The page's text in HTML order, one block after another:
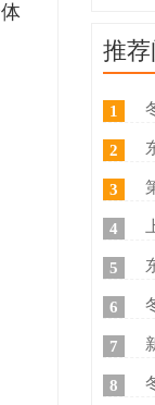
推
1
2
3
4
5
6
7
8